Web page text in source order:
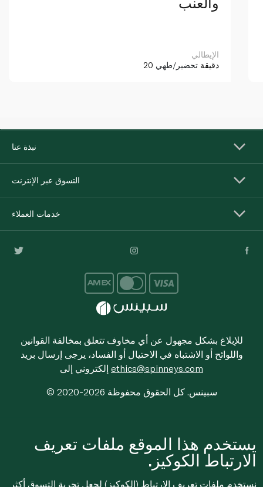
الإيطالي
20 دقيقة تحضير/طهي
نبذة عنا
التسوق عبر الإنترنت
خدمات العملاء
للإبلاغ بشكل مجهول عن أي مخاوف تتعلق بمخالفة القوانين
واللوائح أو الاشتباه في الاحتيال أو الفساد، يرجى إرسال بريد
ethics@spinneys.com
© 2020-2026 سبينس. كل الحقوق محفوظة
يستخدم هذا الموقع ملفات تعريف
الارتباط الكوكيز.
نستخدم ملفات تعريف الارتباط (الكوكيز) لجعل تجربة التسوق أكثر